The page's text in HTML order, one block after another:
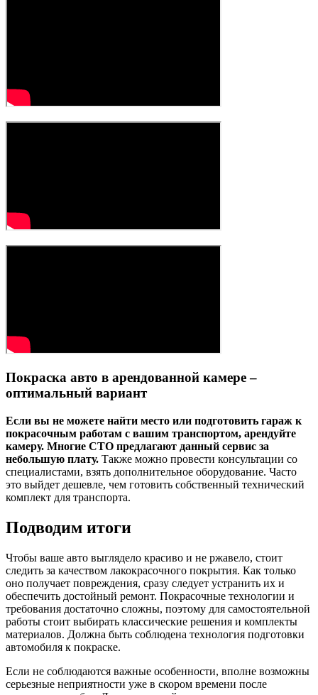
Покраска авто в арендованной камере –
оптимальный вариант
Если вы не можете найти место или подготовить гараж к
покрасочным работам с вашим транспортом, арендуйте
камеру. Многие СТО предлагают данный сервис за
небольшую плату. Также можно провести консультации со
специалистами, взять дополнительное оборудование. Часто
это выйдет дешевле, чем готовить собственный технический
комплект для транспорта.
Подводим итоги
Чтобы ваше авто выглядело красиво и не ржавело, стоит
следить за качеством лакокрасочного покрытия. Как только
оно получает повреждения, сразу следует устранить их и
обеспечить достойный ремонт. Покрасочные технологии и
требования достаточно сложны, поэтому для самостоятельной
работы стоит выбирать классические решения и комплекты
материалов. Должна быть соблюдена технология подготовки
автомобиля к покраске.
Если не соблюдаются важные особенности, вполне возможны
серьезные неприятности уже в скором времени после